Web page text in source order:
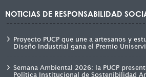
NOTICIAS DE RESPONSABILIDAD
Proyecto PUCP que une a artesanos y
Diseño Industrial gana el Premio
Semana Ambiental 2026: la PUCP
Política Institucional de Sostenibilidad